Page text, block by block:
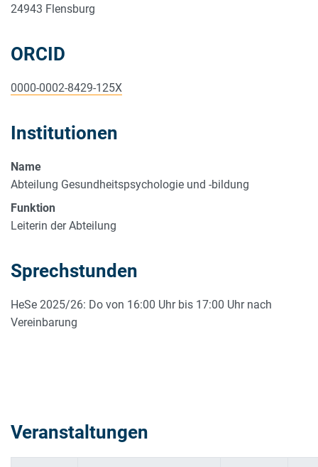
24943 Flensburg
ORCID
0000-0002-8429-125X
Institutionen
Name
Abteilung Gesundheitspsychologie und -bildung
Funktion
Leiterin der Abteilung
Sprechstunden
HeSe 2025/26: Do von 16:00 Uhr bis 17:00 Uhr nach
Vereinbarung
Veranstaltungen